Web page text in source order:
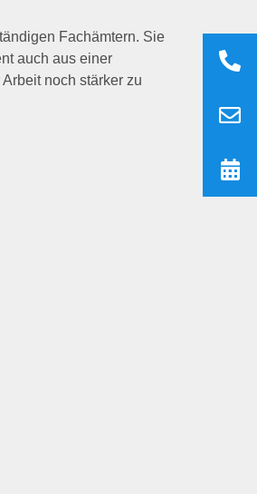
Fachämtern. Sie
auch aus einer
noch stärker zu